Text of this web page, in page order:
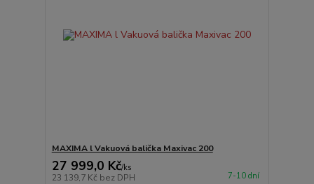
MAXIMA l Vakuová balička Maxivac 200
27 999,0 Kč/ks
23 139,7 Kč bez DPH 7-10 dní